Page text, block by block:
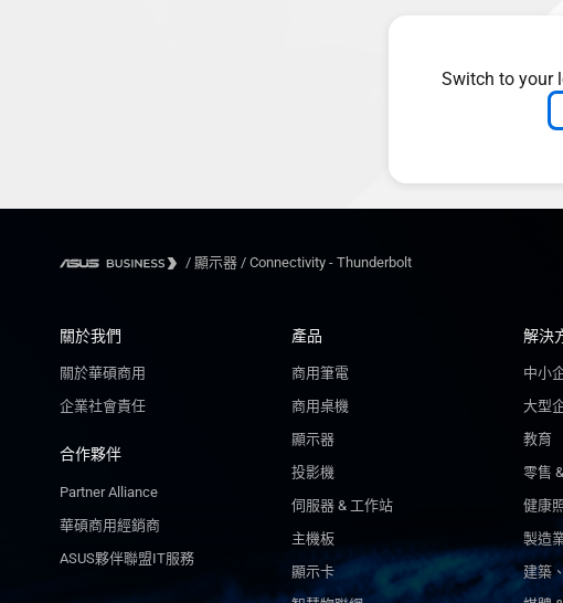
Switch to your
/ 顯示器 / Connectivity - Thunderbolt
關於我們
關於華碩商用
企業社會責任
合作夥伴
Partner Alliance
華碩商用經銷商
ASUS夥伴聯盟IT服務
產品
商用筆電
商用桌機
顯示器
投影機
伺服器 & 工作站
主機板
顯示卡
解決
中小
大型
教育
零售
健康
製造
建築